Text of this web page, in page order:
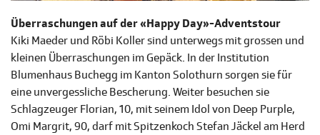
Überraschungen auf der «Happy Day»-Adventstour
Kiki Maeder und Röbi Koller sind unterwegs mit grossen und
kleinen Überraschungen im Gepäck. In der Institution
Blumenhaus Buchegg im Kanton Solothurn sorgen sie für
eine unvergessliche Bescherung. Weiter besuchen sie
Schlagzeuger Florian, 10, mit seinem Idol von Deep Purple,
Omi Margrit, 90, darf mit Spitzenkoch Stefan Jäckel am Herd